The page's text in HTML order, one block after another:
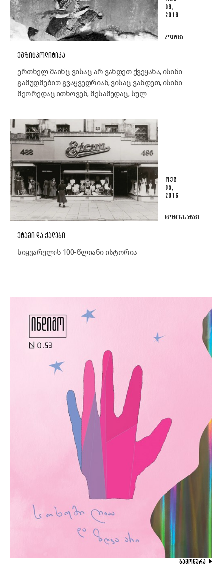
09,
2016
ᲞᲝᲚᲘᲢᲘᲙᲐ
ᲔᲒᲖᲘᲢᲞᲝᲚᲘᲢᲘᲙᲐ
ერთხელ მაინც ვისაც არ ვანდეთ ქვეყანა, ისინი
გამუდმებით გვაყვედრიან, ვისაც ვანდეთ, ისინი
მეორედაც ითხოვენ, მესამედაც, სულ.
ᲝᲥᲢ
05,
2016
ᲡᲞᲝᲜᲡᲝᲠᲘᲡ ᲐᲛᲑᲐᲕᲘ
ᲔᲢᲐᲛᲘ ᲓᲐ ᲥᲐᲚᲔᲑᲘ
სიყვარულის 100-წლიანი ისტორია
ᲒᲐᲛᲝᲬᲔᲠᲐ